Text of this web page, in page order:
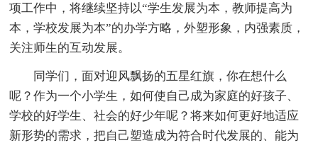
项工作中，将继续坚持以“学生发展为本，教师提高为
本，学校发展为本”的办学方略，外塑形象，内强素质，
关注师生的互动发展。
同学们，面对迎风飘扬的五星红旗，你在想什么
呢？作为一个小学生，如何使自己成为家庭的好孩子、
学校的好学生、社会的好少年呢？将来如何更好地适应
新形势的需求，把自己塑造成为符合时代发展的、能为